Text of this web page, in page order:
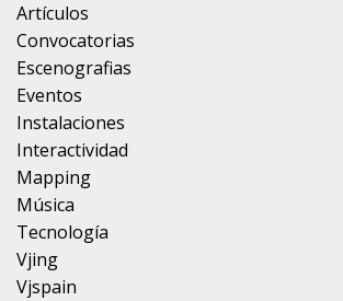
Artículos
Convocatorias
Escenografias
Eventos
Instalaciones
Interactividad
Mapping
Música
Tecnología
Vjing
Vjspain